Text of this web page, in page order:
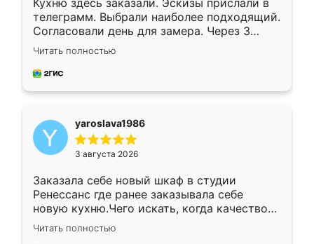
Кухню здесь заказали. Эскизы прислали в
телеграмм. Выбрали наиболее подходящий.
Согласовали день для замера. Через 3
недели кухня была уже готова. Остались
довольны работой. Спасибо Ренессанс
мебель за качественную работу!
Читать полностью
yaroslava1986
3 августа 2026
Заказала себе новый шкаф в студии
Ренессанс где ранее заказывала себе
новую кухню.Чего искать, когда качеством
вполне довольна. Служит кухня уже почти
два года, нареканий нет.
Читать полностью